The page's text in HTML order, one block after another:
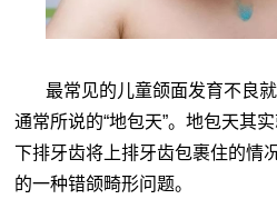
最常见的儿童颌面发育不良
通常所说的“地包天”。地包天其
下排牙齿将上排牙齿包裹住的情
的一种错颌畸形问题。